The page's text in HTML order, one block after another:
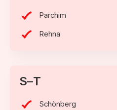
Parchim
Rehna
S–T
Schönberg